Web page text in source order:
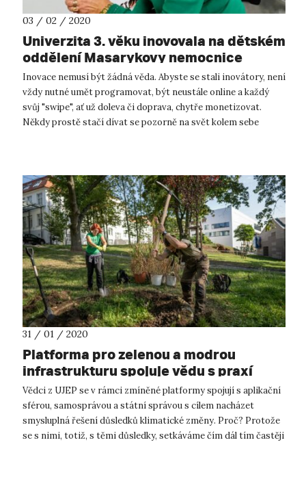
03 / 02 / 2020
Univerzita 3. věku inovovala na dětském
oddělení Masarykovy nemocnice
Inovace nemusí být žádná věda. Abyste se stali inovátory, není
vždy nutné umět programovat, být neustále online a každý
svůj "swipe", ať už doleva či doprava, chytře monetizovat.
Někdy prostě stačí dívat se pozorně na svět kolem sebe
31 / 01 / 2020
Platforma pro zelenou a modrou
infrastrukturu spojuje vědu s praxí
Vědci z UJEP se v rámci zmíněné platformy spojují s aplikační
sférou, samosprávou a státní správou s cílem nacházet
smysluplná řešení důsledků klimatické změny. Proč? Protože
se s nimi, totiž, s těmi důsledky, setkáváme čím dál tím častěji